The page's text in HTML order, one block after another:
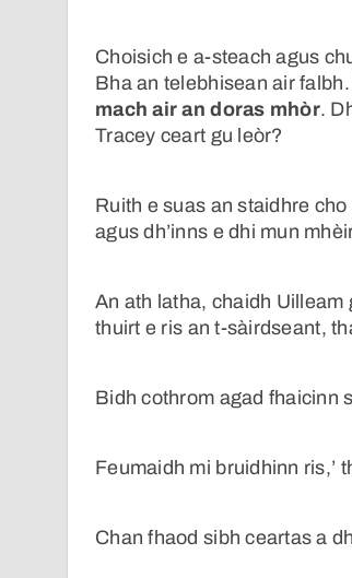
Choisich e a-steach agus
Bha an telebhisean air
mach air an doras mhòr.
Tracey ceart gu leòr?
Ruith e suas an staidhre
agus dh’inns e dhi mun
An ath latha, chaidh Uilleam
thuirt e ris an t-sàirdseant,
Bidh cothrom agad fhaicinn
Feumaidh mi bruidhinn ris,’
Chan fhaod sibh ceartas a